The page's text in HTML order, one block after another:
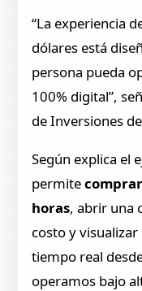
“La experiencia
dólares está
persona pueda
100% digital”,
de Inversiones de
Según explica el
permite
horas, abrir una
costo y
tiempo real
operamos bajo